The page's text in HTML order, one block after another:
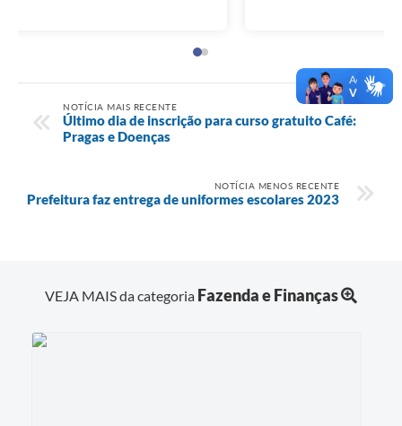
NOTÍCIA MAIS RECENTE
Último dia de inscrição para curso gratuito Café:
Pragas e Doenças
NOTÍCIA MENOS RECENTE
Prefeitura faz entrega de uniformes escolares 2023
VEJA MAIS da categoria Fazenda e Finanças